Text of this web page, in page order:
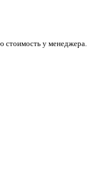
стоимость у менеджера.